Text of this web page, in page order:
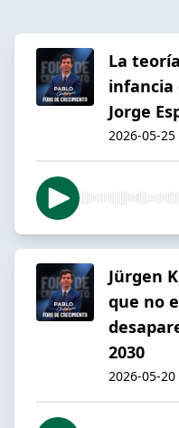
La
infancia
Jorge
2026-05-25
Jürgen
que no
2030
2026-05-20